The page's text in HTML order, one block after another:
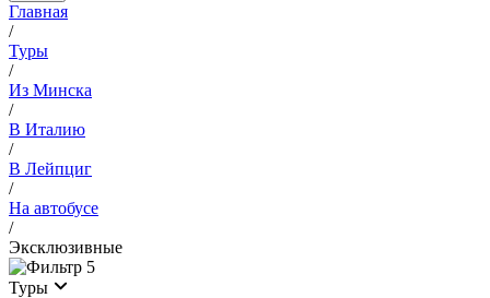
Главная
/
Туры
/
Из Минска
/
В Италию
/
В Лейпциг
/
На автобусе
/
Эксклюзивные
5
Туры